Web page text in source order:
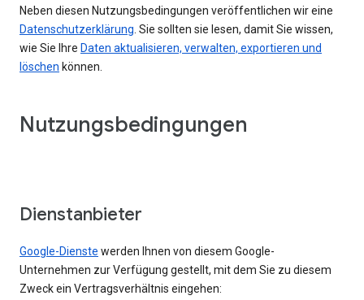
Neben diesen Nutzungsbedingungen veröffentlichen wir eine
Datenschutzerklärung . Sie sollten sie lesen, damit Sie wissen,
wie Sie Ihre Daten aktualisieren, verwalten, exportieren und
löschen können.
Nutzungsbedingungen
Dienstanbieter
Google-Dienste werden Ihnen von diesem Google-
Unternehmen zur Verfügung gestellt, mit dem Sie zu diesem
Zweck ein Vertragsverhältnis eingehen: